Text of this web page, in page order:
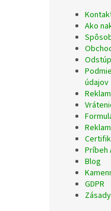
Ako
údajov
Príbeh
Blog
GDPR